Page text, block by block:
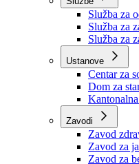
Organizacije
Službe
Služba za
Služba za
Služba za
Ustanove
Centar za
Dom za
Zavodi